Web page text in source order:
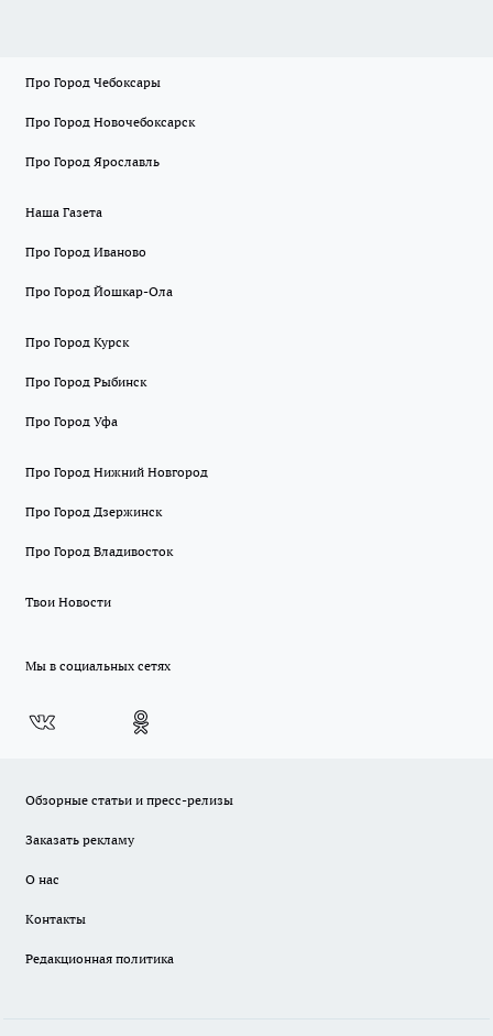
Про Город Чебоксары
Про Город Новочебоксарск
Про Город Ярославль
Наша Газета
Про Город Иваново
Про Город Йошкар-Ола
Про Город Курск
Про Город Рыбинск
Про Город Уфа
Про Город Нижний Новгород
Про Город Дзержинск
Про Город Владивосток
Твои Новости
Мы в социальных сетях
Обзорные статьи и пресс-релизы
Заказать рекламу
О нас
Контакты
Редакционная политика